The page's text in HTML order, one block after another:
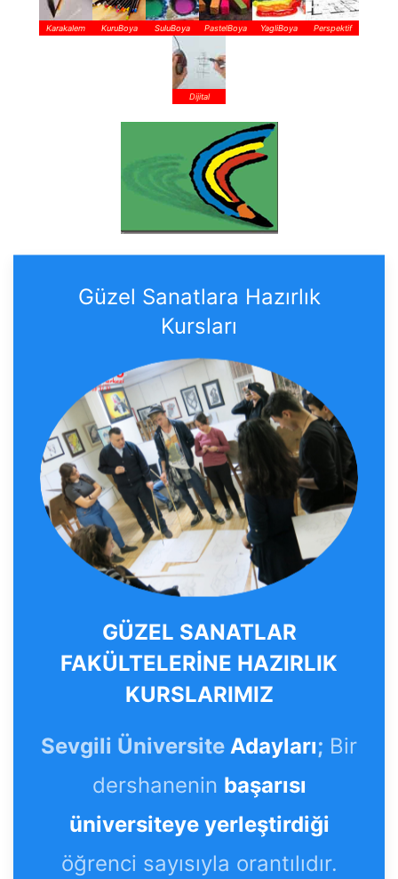
Karakalem KuruBoya SuluBoya PastelBoya YagliBoya Perspektif
Dijital
Güzel Sanatlara Hazırlık
Kursları
GÜZEL SANATLAR
FAKÜLTELERİNE HAZIRLIK
KURSLARIMIZ
Sevgili Üniversite Adayları; Bir
dershanenin başarısı
üniversiteye yerleştirdiği
öğrenci sayısıyla orantılıdır.